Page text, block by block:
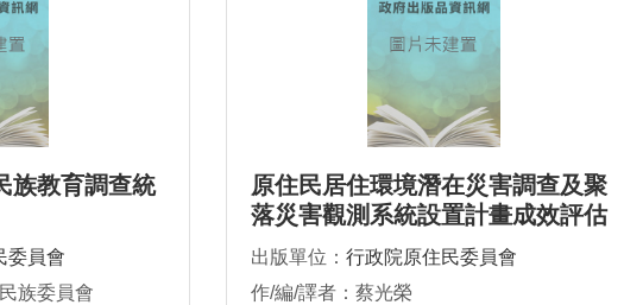
族教育調查統
委員會
族委員會
原住民居住環境潛在災害調查及聚
落災害觀測系統設置計畫成效評估
出版單位： 行政院原住民委員會
作/編/譯者：蔡光榮